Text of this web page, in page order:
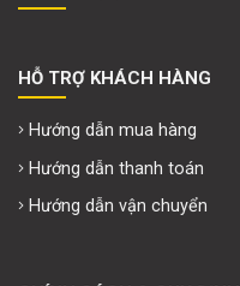
HỖ TRỢ KHÁCH HÀNG
Hướng dẫn mua hàng
Hướng dẫn thanh toán
Hướng dẫn vận chuyển